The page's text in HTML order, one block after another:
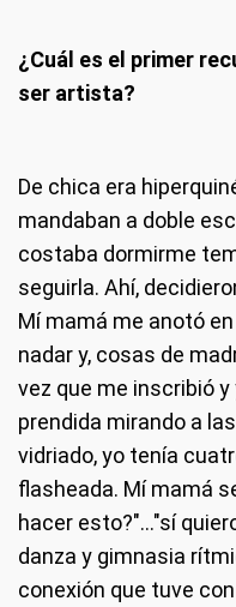
¿Cuál es el primer
ser artista?
De chica era
mandaban a doble
costaba dormirme
seguirla. Ahí,
Mí mamá me anotó
nadar y, cosas de
vez que me inscribió
prendida mirando a
vidriado, yo tenía
flasheada. Mí mamá
hacer esto?"..."sí
danza y gimnasia
conexión que tuve